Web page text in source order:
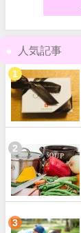
人気記事